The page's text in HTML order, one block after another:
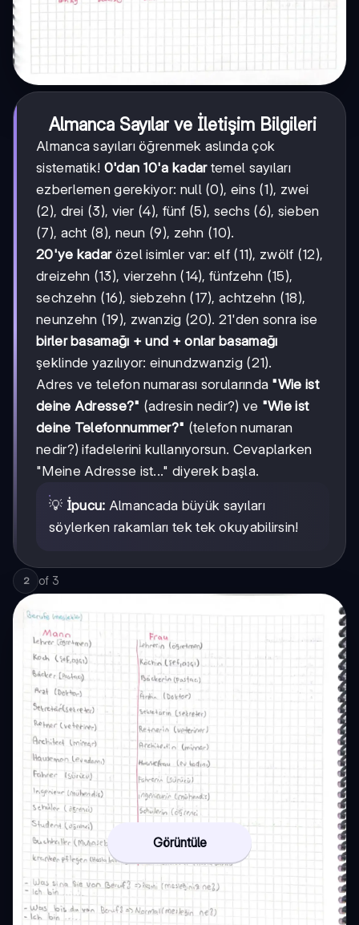
Almanca Sayılar ve İletişim Bilgileri
Almanca sayıları öğrenmek aslında çok
sistematik! 0'dan 10'a kadartemel sayıları
ezberlemen gerekiyor: null (0), eins (1), zwei
(2), drei (3), vier (4), fünf (5), sechs (6), sieben
(7), acht (8), neun (9), zehn (10).
20'ye kadarözel isimler var: elf (11), zwölf (12),
dreizehn (13), vierzehn (14), fünfzehn (15),
sechzehn (16), siebzehn (17), achtzehn (18),
neunzehn (19), zwanzig (20). 21'den sonra ise
birler basamağı + und + onlar basamağı
şeklinde yazılıyor: einundzwanzig (21).
Adres ve telefon numarası sorularında "Wie ist
deine Adresse?" (adresin nedir?) ve "Wie ist
deine Telefonnummer?" (telefon numaran
nedir?) ifadelerini kullanıyorsun. Cevaplarken
"Meine Adresse ist..." diyerek başla.
💡 İpucu: Almancada büyük sayıları
söylerken rakamları tek tek okuyabilirsin!
2 of 3
Görüntüle